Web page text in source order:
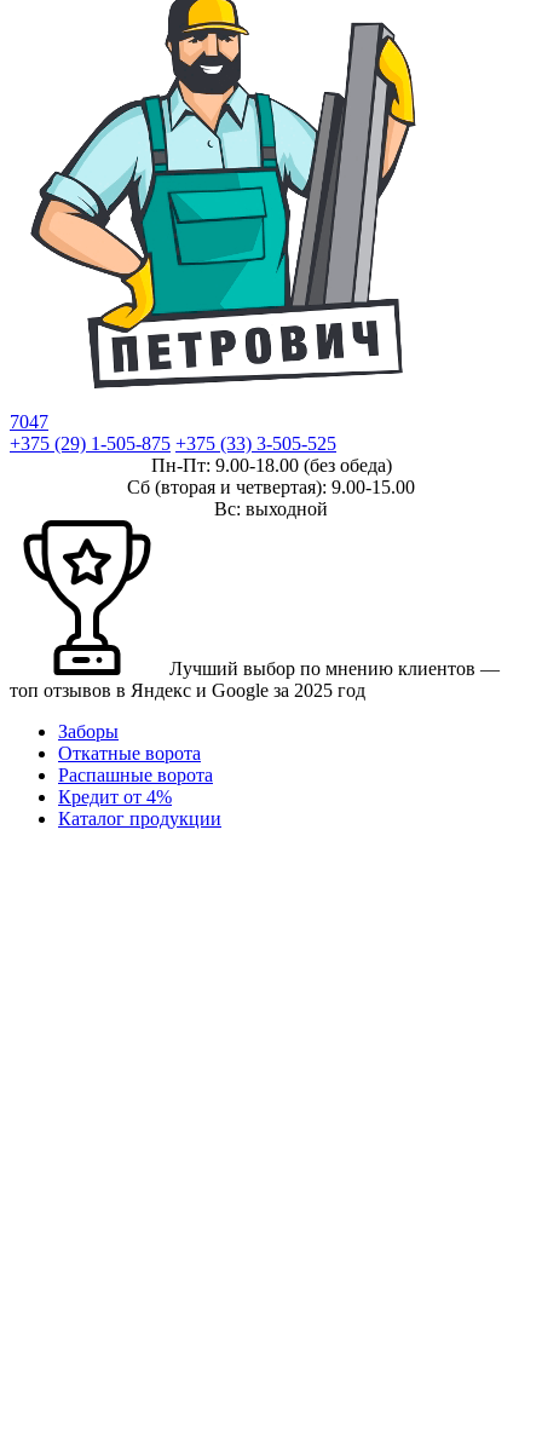
7047
+375 (29) 1-505-875 +375 (33) 3-505-525
Пн-Пт: 9.00-18.00 (без обеда)
Сб (вторая и четвертая): 9.00-15.00
Вс: выходной
Лучший выбор по мнению клиентов —
топ отзывов в Яндекс и Google за 2025 год
Заборы
Откатные ворота
Распашные ворота
Кредит от 4%
Каталог продукции